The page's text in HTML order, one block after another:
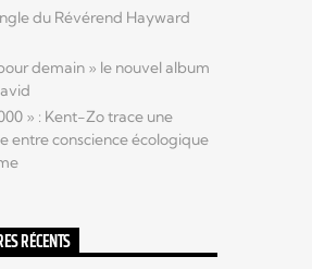
du Révérend Hayward
demain » le nouvel album
» : Kent-Zo trace une
entre conscience écologique
RÉCENTS